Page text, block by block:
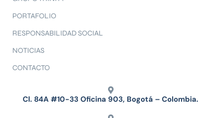
PORTAFOLIO
RESPONSABILIDAD SOCIAL
NOTICIAS
CONTACTO
Cl. 84A #10-33 Oficina 903, Bogotá – Colombia.